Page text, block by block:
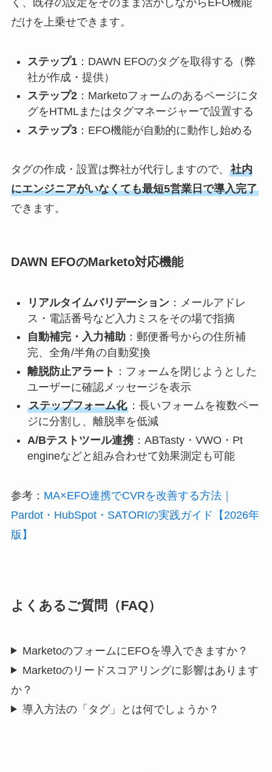
だけを上乗せできます。
ステップ1：DAWN EFOのタグを取得する（弊
社が作成・提供）
ステップ2：Marketoフォームのあるページにタ
グをHTMLまたはタグマネージャーで設置する
ステップ3：EFO機能が自動的に動作し始める
タグの作成・設置は弊社が代行しますので、 社内
にエンジニアがいなくても最短5営業日で導入完了
できます。
DAWN EFOのMarketo対応機能
リアルタイムバリデーション：メールアドレ
ス・電話番号など入力ミスをその場で指摘
自動補完・入力補助：郵便番号からの住所補
完、全角/半角の自動変換
離脱防止アラート ：フォームを閉じようとした
ユーザーに確認メッセージを表示
ステップフォーム化：長いフォームを複数ペー
ジに分割し、離脱率を低減
A/Bテストツール連携：ABTasty・VWO・Pt
engineなどと組み合わせて効果測定も可能
参考： MA×EFO連携でCVRを改善する方法｜
Pardot・HubSpot・SATORIの実践ガイド【2026年
版】
よくあるご質問（FAQ）
MarketoのフォームにEFOを導入できますか？
Marketoのリードスコアリングに影響はあります
か？
導入方法の「タグ」とは何でしょうか？